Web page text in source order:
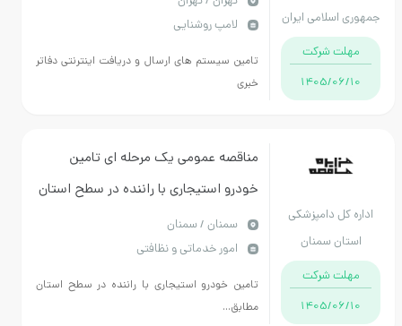
جمهوری اسلامی ایران
مهلت شرکت
1405/06/10
لامپ روشنایی
تامین سیستم های ارسال و دریافت اینترنتی دفاتر
خبری
اداره کل دامپزشکی
استان سمنان
مهلت شرکت
1405/06/10
مناقصه عمومی یک مرحله ای تامین
خودرو استیجاری با راننده در سطح استان
سمنان / سمنان
امور خدماتی و نظافتی
تامین خودرو استیجاری با راننده در سطح استان
مطابق...